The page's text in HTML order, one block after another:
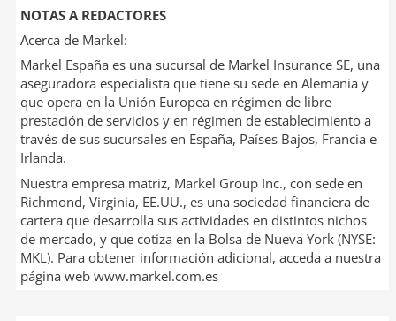
NOTAS A REDACTORES
Acerca de Markel:
Markel España es una sucursal de Markel Insurance SE, una
aseguradora especialista que tiene su sede en Alemania y
que opera en la Unión Europea en régimen de libre
prestación de servicios y en régimen de establecimiento a
través de sus sucursales en España, Países Bajos, Francia e
Irlanda.
Nuestra empresa matriz, Markel Group Inc., con sede en
Richmond, Virginia, EE.UU., es una sociedad financiera de
cartera que desarrolla sus actividades en distintos nichos
de mercado, y que cotiza en la Bolsa de Nueva York (NYSE:
MKL). Para obtener información adicional, acceda a nuestra
página web www.markel.com.es